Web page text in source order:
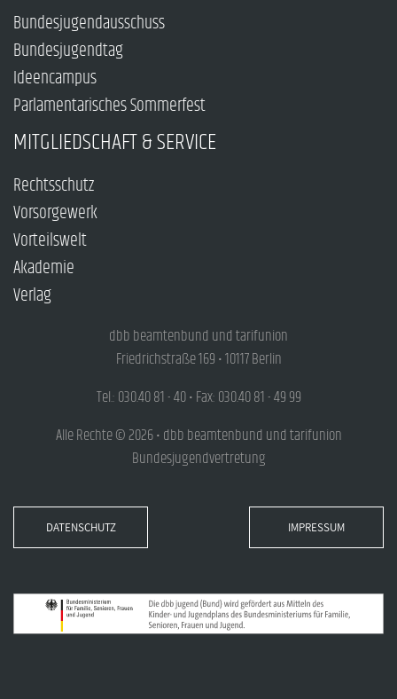
Bundesjugendausschuss
Bundesjugendtag
Ideencampus
Parlamentarisches Sommerfest
MITGLIEDSCHAFT & SERVICE
Rechtsschutz
Vorsorgewerk
Vorteilswelt
Akademie
Verlag
dbb beamtenbund und tarifunion
Friedrichstraße 169 • 10117 Berlin
Tel.: 030.40 81 - 40 • Fax: 030.40 81 - 49 99
Alle Rechte © 2026 • dbb beamtenbund und tarifunion
Bundesjugendvertretung
DATENSCHUTZ IMPRESSUM